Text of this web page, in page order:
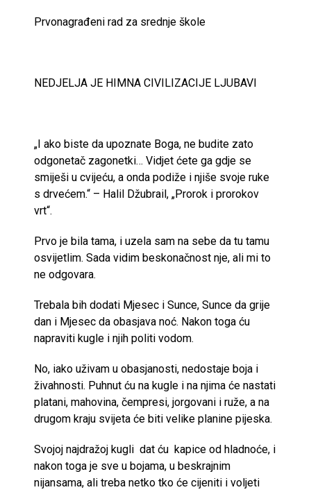
Prvonagrađeni rad za srednje škole
NEDJELJA JE HIMNA CIVILIZACIJE LJUBAVI
„I ako biste da upoznate Boga, ne budite zato
odgonetač zagonetki… Vidjet ćete ga gdje se
smiješi u cvijeću, a onda podiže i njiše svoje ruke
s drvećem.“ – Halil Džubrail, „Prorok i prorokov
vrt“.
Prvo je bila tama, i uzela sam na sebe da tu tamu
osvijetlim. Sada vidim beskonačnost nje, ali mi to
ne odgovara.
Trebala bih dodati Mjesec i Sunce, Sunce da grije
dan i Mjesec da obasjava noć. Nakon toga ću
napraviti kugle i njih politi vodom.
No, iako uživam u obasjanosti, nedostaje boja i
živahnosti. Puhnut ću na kugle i na njima će nastati
platani, mahovina, čempresi, jorgovani i ruže, a na
drugom kraju svijeta će biti velike planine pijeska.
Svojoj najdražoj kugli dat ću kapice od hladnoće, i
nakon toga je sve u bojama, u beskrajnim
nijansama, ali treba netko tko će cijeniti i voljeti